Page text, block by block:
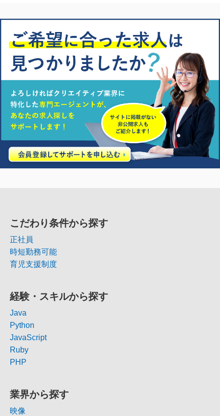
こだわり条件から探す
正社員
時短勤務可能
育児支援制度
経験・スキルから探す
Java
Python
JavaScript
Ruby
PHP
業界から探す
映像